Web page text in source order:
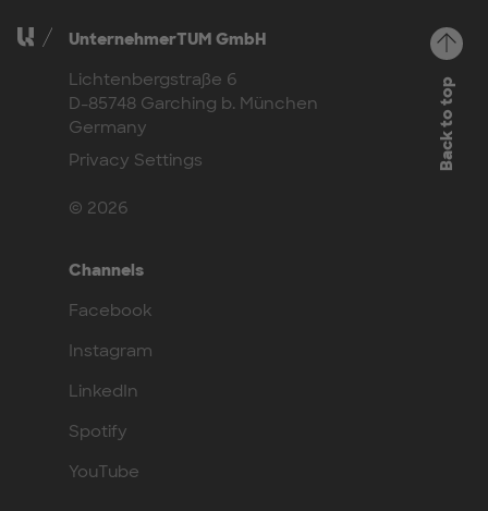
UnternehmerTUM GmbH
Lichtenbergstraße 6
D-85748 Garching b. München
Germany
Privacy Settings
© 2026
Channels
Facebook
Instagram
LinkedIn
Spotify
YouTube
Back to top